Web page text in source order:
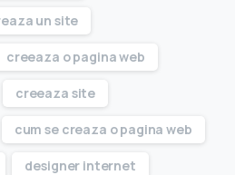
un site
creeaza o pagina web
creeaza site
cum se creaza o pagina web
designer internet